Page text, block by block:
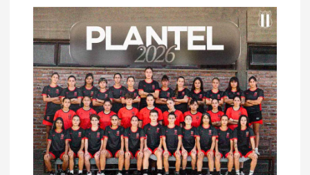
d
a
s